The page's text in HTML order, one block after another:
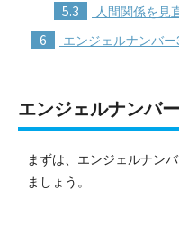
5.3 人間関係を見
6 エンジェルナンバ
エンジェルナンバ
まずは、エンジェルナン
ましょう。